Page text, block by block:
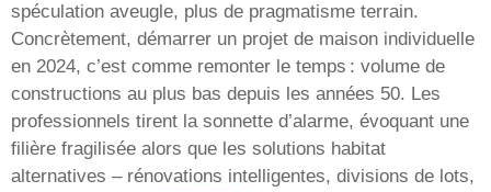
spéculation aveugle, plus de pragmatisme terrain.
Concrètement, démarrer un projet de maison individuelle
en 2024, c’est comme remonter le temps : volume de
constructions au plus bas depuis les années 50. Les
professionnels tirent la sonnette d’alarme, évoquant une
filière fragilisée alors que les solutions habitat
alternatives – rénovations intelligentes, divisions de lots,